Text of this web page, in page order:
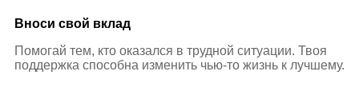
Вноси свой вклад
Помогай тем, кто оказался в трудной ситуации. Твоя
поддержка способна изменить чью-то жизнь к лучшему.